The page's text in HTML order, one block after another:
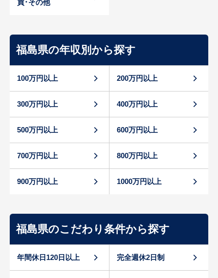
買･その他
福島県の年収別から探す
100万円以上 200万円以上
300万円以上 400万円以上
500万円以上 600万円以上
700万円以上 800万円以上
900万円以上 1000万円以上
福島県のこだわり条件から探す
年間休日120日以上 完全週休2日制